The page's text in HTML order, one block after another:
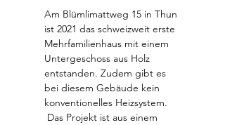
Am Blümlimattweg 15 in Thun
ist 2021 das schweizweit erste
Mehrfamilienhaus mit einem
Untergeschoss aus Holz
entstanden. Zudem gibt es
bei diesem Gebäude kein
konventionelles Heizsystem.
Das Projekt ist aus einem